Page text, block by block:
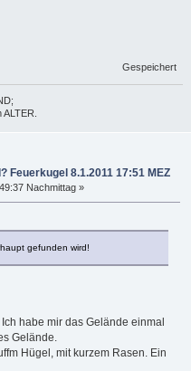
Gespeichert
Feuerkugel 8.1.2011 17:51 MEZ
Nachmittag »
gefunden wird!
habe mir das Gelände einmal
Gelände.
Hügel, mit kurzem Rasen. Ein